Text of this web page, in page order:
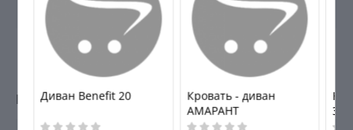
Глубина сиденья (см)
Ширина (см) 211
Комплектность
Диван Benefit 20
Кровать - диван
АМАРАНТ